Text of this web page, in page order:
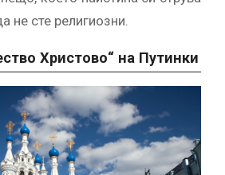
не сте религиозни.
Христово“ на Путинки